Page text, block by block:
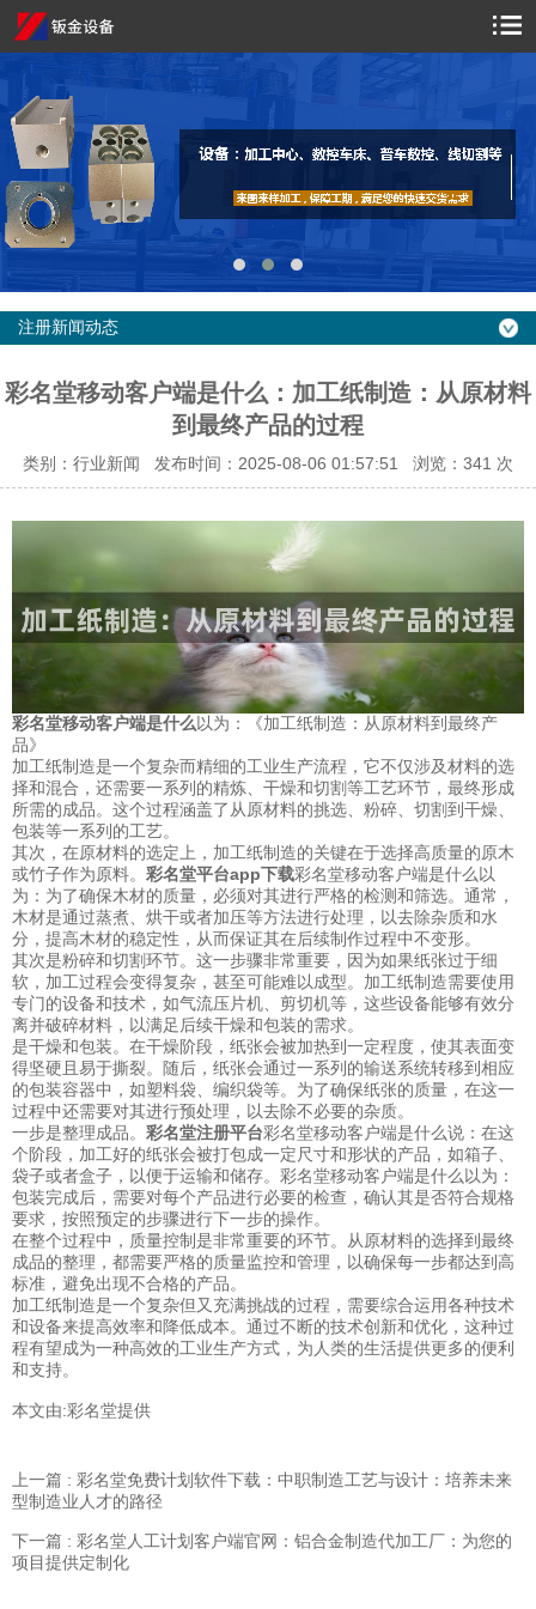
注册新闻动态
彩名堂移动客户端是什么：加工纸制造：从原材料
到最终产品的过程
类别：行业新闻 发布时间：2025-08-06 01:57:51 浏览： 341 次
彩名堂移动客户端是什么以为：《加工纸制造：从原材料到最终产
品》
加工纸制造是一个复杂而精细的工业生产流程，它不仅涉及材料的选
择和混合，还需要一系列的精炼、干燥和切割等工艺环节，最终形成
所需的成品。这个过程涵盖了从原材料的挑选、粉碎、切割到干燥、
包装等一系列的工艺。
其次，在原材料的选定上，加工纸制造的关键在于选择高质量的原木
或竹子作为原料。 彩名堂平台app下载彩名堂移动客户端是什么以
为：为了确保木材的质量，必须对其进行严格的检测和筛选。通常，
木材是通过蒸煮、烘干或者加压等方法进行处理，以去除杂质和水
分，提高木材的稳定性，从而保证其在后续制作过程中不变形。
其次是粉碎和切割环节。这一步骤非常重要，因为如果纸张过于细
软，加工过程会变得复杂，甚至可能难以成型。加工纸制造需要使用
专门的设备和技术，如气流压片机、剪切机等，这些设备能够有效分
离并破碎材料，以满足后续干燥和包装的需求。
是干燥和包装。在干燥阶段，纸张会被加热到一定程度，使其表面变
得坚硬且易于撕裂。随后，纸张会通过一系列的输送系统转移到相应
的包装容器中，如塑料袋、编织袋等。为了确保纸张的质量，在这一
过程中还需要对其进行预处理，以去除不必要的杂质。
一步是整理成品。 彩名堂注册平台彩名堂移动客户端是什么说：在这
个阶段，加工好的纸张会被打包成一定尺寸和形状的产品，如箱子、
袋子或者盒子，以便于运输和储存。彩名堂移动客户端是什么以为：
包装完成后，需要对每个产品进行必要的检查，确认其是否符合规格
要求，按照预定的步骤进行下一步的操作。
在整个过程中，质量控制是非常重要的环节。从原材料的选择到最终
成品的整理，都需要严格的质量监控和管理，以确保每一步都达到高
标准，避免出现不合格的产品。
加工纸制造是一个复杂但又充满挑战的过程，需要综合运用各种技术
和设备来提高效率和降低成本。通过不断的技术创新和优化，这种过
程有望成为一种高效的工业生产方式，为人类的生活提供更多的便利
和支持。
本文由:彩名堂提供
上一篇 : 彩名堂免费计划软件下载：中职制造工艺与设计：培养未来
型制造业人才的路径
下一篇 : 彩名堂人工计划客户端官网：铝合金制造代加工厂：为您的
项目提供定制化